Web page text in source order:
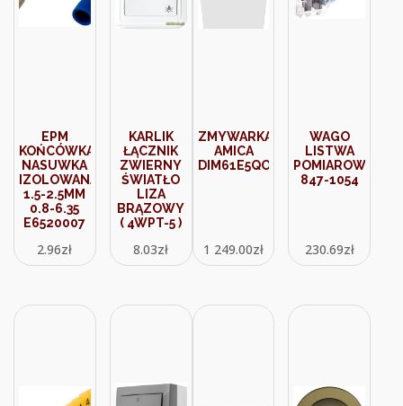
EPM
KOŃCÓWKA
NASUWKA
IZOLOWANA
1.5-2.5MM
0.8-6.35
E6520007
2.96zł
KARLIK
ŁĄCZNIK
ZWIERNY
ŚWIATŁO
LIZA
BRĄZOWY
( 4WPT-5 )
8.03zł
ZMYWARKA
AMICA
DIM61E5QO
1 249.00zł
WAGO
LISTWA
POMIAROWA
847-1054
230.69zł